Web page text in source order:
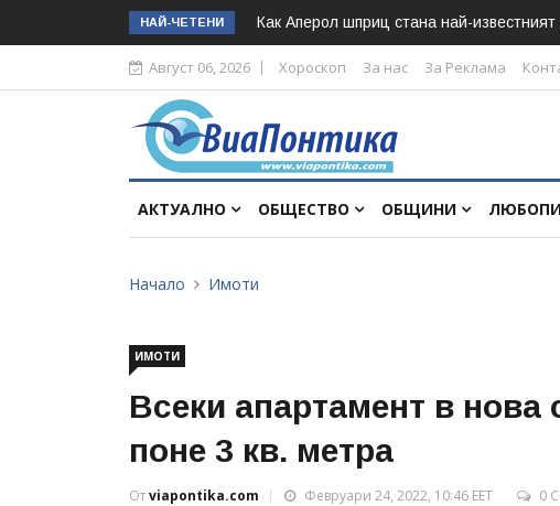
НАЙ-ЧЕТЕНИ Как Аперол шприц стана най-известният
Август 06, 2026 Хороскоп За нас За Реклама
АКТУАЛНО ОБЩЕСТВО ОБЩИНИ
Начало Имоти
ИМОТИ
Всеки апартамент в нова
поне 3 кв. метра
Отviapontika.com Февруари 24, 2022, 10:46 EET 0